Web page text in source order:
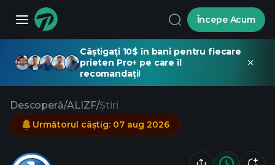
Începe Acum
Câștigați 10$ în bani pentru fiecare
prieten Pro+ pe care îl
recomandați!
Descoperă/ALIZF/Știri
Următorul câștig: 07 aug 2026